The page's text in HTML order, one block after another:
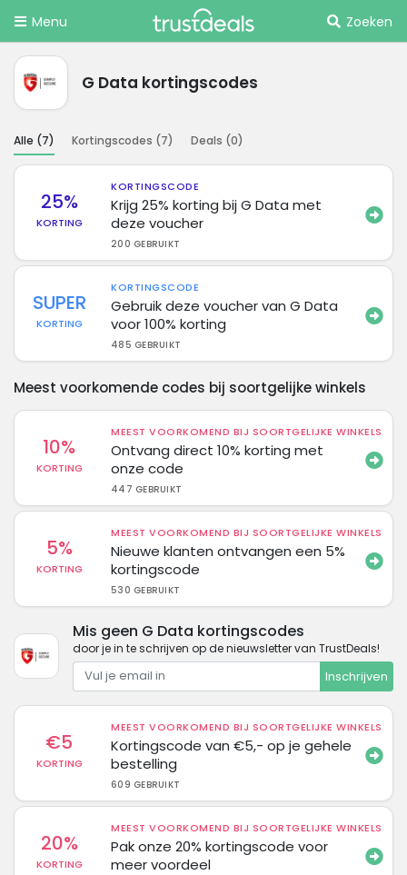
Menu Zoeken
G Data kortingscodes
Alle (7) Kortingscodes (7) Deals (0)
25%
KORTING
KORTINGSCODE
Krijg 25% korting bij G Data met
deze voucher
200 GEBRUIKT
SUPER
KORTING
KORTINGSCODE
Gebruik deze voucher van G Data
voor 100% korting
485 GEBRUIKT
Meest voorkomende codes bij soortgelijke winkels
10%
KORTING
MEEST VOORKOMEND BIJ SOORTGELIJKE WINKELS
Ontvang direct 10% korting met
onze code
447 GEBRUIKT
5%
KORTING
MEEST VOORKOMEND BIJ SOORTGELIJKE WINKELS
Nieuwe klanten ontvangen een 5%
kortingscode
530 GEBRUIKT
Mis geen G Data kortingscodes
door je in te schrijven op de nieuwsletter van TrustDeals!
Inschrijven
€5
KORTING
MEEST VOORKOMEND BIJ SOORTGELIJKE WINKELS
Kortingscode van €5,- op je gehele
bestelling
609 GEBRUIKT
20%
KORTING
MEEST VOORKOMEND BIJ SOORTGELIJKE WINKELS
Pak onze 20% kortingscode voor
meer voordeel